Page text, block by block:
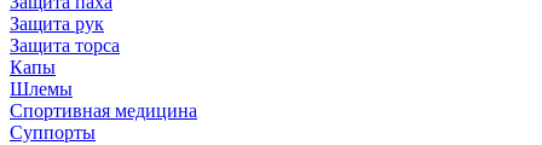
Защита рук
Защита торса
Капы
Шлемы
Спортивная медицина
Суппорты